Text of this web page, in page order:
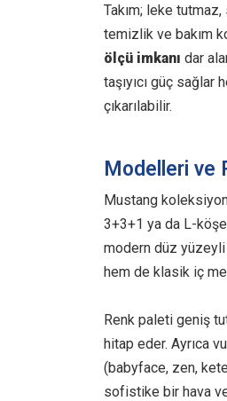
Takım; leke
temizlik ve bakım
ölçü imkanı dar
taşıyıcı güç
çıkarılabilir.
Modelleri ve
Mustang
3+3+1 ya da L-
modern düz
hem de klasik iç
Renk paleti geniş
hitap eder. Ayrıca
(babyface, zen,
sofistike bir hava